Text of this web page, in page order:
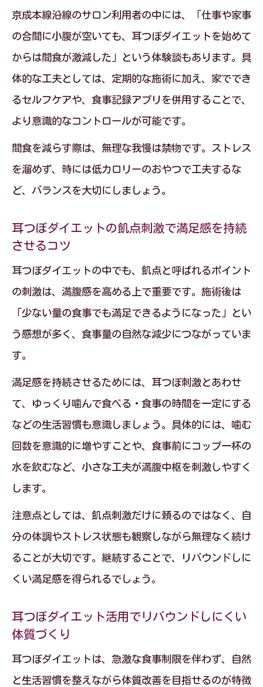
京成本線沿線のサロン利用者の中には、「仕事や家事
の合間に小腹が空いても、耳つぼダイエットを始めて
からは間食が激減した」という体験談もあります。具
体的な工夫としては、定期的な施術に加え、家ででき
るセルフケアや、食事記録アプリを併用することで、
より意識的なコントロールが可能です。
間食を減らす際は、無理な我慢は禁物です。ストレス
を溜めず、時には低カロリーのおやつで工夫するな
ど、バランスを大切にしましょう。
耳つぼダイエットの飢点刺激で満足感を持続
させるコツ
耳つぼダイエットの中でも、飢点と呼ばれるポイント
の刺激は、満腹感を高める上で重要です。施術後は
「少ない量の食事でも満足できるようになった」とい
う感想が多く、食事量の自然な減少につながっていま
す。
満足感を持続させるためには、耳つぼ刺激とあわせ
て、ゆっくり噛んで食べる・食事の時間を一定にする
などの生活習慣も意識しましょう。具体的には、噛む
回数を意識的に増やすことや、食事前にコップ一杯の
水を飲むなど、小さな工夫が満腹中枢を刺激しやすく
します。
注意点としては、飢点刺激だけに頼るのではなく、自
分の体調やストレス状態も観察しながら無理なく続け
ることが大切です。継続することで、リバウンドしに
くい満足感を得られるでしょう。
耳つぼダイエット活用でリバウンドしにくい
体質づくり
耳つぼダイエットは、急激な食事制限を伴わず、自然
と生活習慣を整えながら体質改善を目指せるのが特徴